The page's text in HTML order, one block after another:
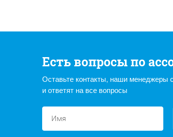
Есть вопросы по
Оставьте контакты, наши менеджеры
и ответят на все вопросы